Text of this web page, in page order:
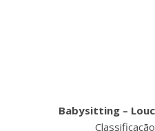
Babysitting –